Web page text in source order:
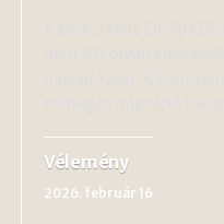
Vélemény
2026. február 16